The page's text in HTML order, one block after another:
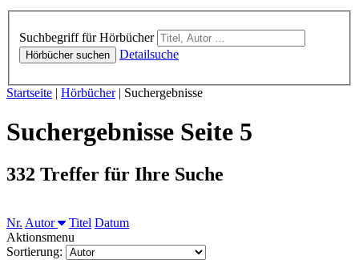
Suchbegriff für Hörbücher
Hörbücher suchen Detailsuche
Sie sind hier:
Startseite | Hörbücher| Suchergebnisse
Suchergebnisse Seite 5
332 Treffer für Ihre Suche
Nr. Autor Sortieren nach
Titel Datum
Aktionsmenu
Sortierung: